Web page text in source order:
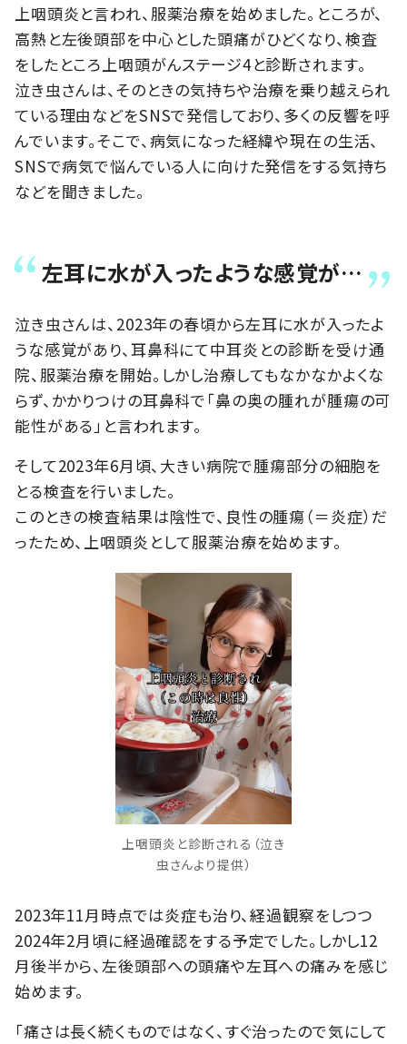
上咽頭炎と言われ、服薬治療を始めました。ところが、
高熱と左後頭部を中心とした頭痛がひどくなり、検査
をしたところ上咽頭がんステージ4と診断されます。
泣き虫さんは、そのときの気持ちや治療を乗り越えられ
ている理由などをSNSで発信しており、多くの反響を呼
んでいます。そこで、病気になった経緯や現在の生活、
SNSで病気で悩んでいる人に向けた発信をする気持ち
などを聞きました。
左耳に水が入ったような感覚が…
泣き虫さんは、2023年の春頃から左耳に水が入ったよ
うな感覚があり、耳鼻科にて中耳炎との診断を受け通
院、服薬治療を開始。しかし治療してもなかなかよくな
らず、かかりつけの耳鼻科で「鼻の奥の腫れが腫瘍の可
能性がある」と言われます。
そして2023年6月頃、大きい病院で腫瘍部分の細胞を
とる検査を行いました。
このときの検査結果は陰性で、良性の腫瘍（＝炎症）だ
ったため、上咽頭炎として服薬治療を始めます。
上咽頭炎と診断される（泣き
虫さんより提供）
2023年11月時点では炎症も治り、経過観察をしつつ
2024年2月頃に経過確認をする予定でした。しかし12
月後半から、左後頭部への頭痛や左耳への痛みを感じ
始めます。
「痛さは長く続くものではなく、すぐ治ったので気にして